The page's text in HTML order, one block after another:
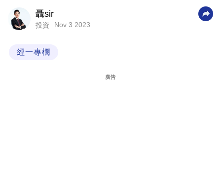
科
聶sir
投資 Nov 3 2023
經一專欄
廣告